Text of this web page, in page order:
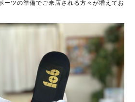
ーツの準備でご来店される方々が増えてお